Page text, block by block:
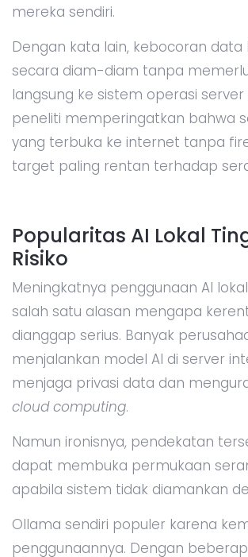
mereka sendiri.
Dengan kata lain, kebocoran data
secara diam-diam tanpa
langsung ke sistem operasi server
peneliti memperingatkan bahwa
yang terbuka ke internet tanpa
target paling rentan terhadap
Popularitas AI Lokal
Risiko
Meningkatnya penggunaan AI
salah satu alasan mengapa
dianggap serius. Banyak
menjalankan model AI di server
menjaga privasi data dan
cloud computing.
Namun ironisnya, pendekatan
dapat membuka permukaan
apabila sistem tidak diamankan
Ollama sendiri populer karena
penggunaannya. Dengan